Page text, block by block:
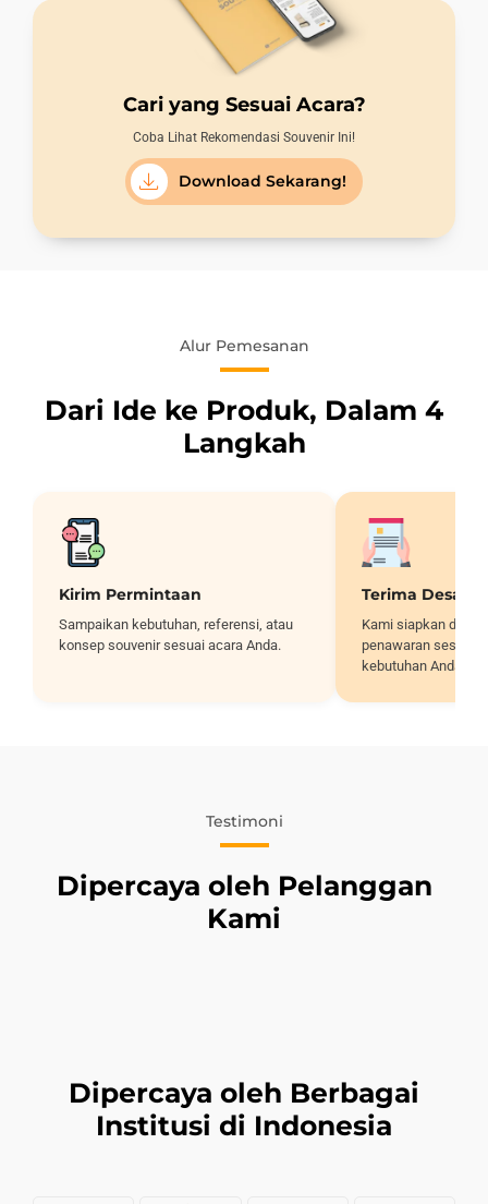
Cari yang Sesuai Acara?
Coba Lihat Rekomendasi Souvenir Ini!
Download Sekarang!
Alur Pemesanan
Dari Ide ke Produk, Dalam 4
Langkah
Kirim Permintaan
Sampaikan kebutuhan, referensi, atau
konsep souvenir sesuai acara Anda.
Terima Desain
Kami siapkan
penawaran sesuai
kebutuhan Anda.
Testimoni
Dipercaya oleh Pelanggan
Kami
Dipercaya oleh Berbagai
Institusi di Indonesia